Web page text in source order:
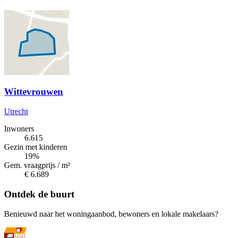
Wittevrouwen
Utrecht
Inwoners
6.615
Gezin met kinderen
19%
Gem. vraagprijs / m²
€ 6.689
Ontdek de buurt
Benieuwd naar het woningaanbod, bewoners en lokale makelaars?